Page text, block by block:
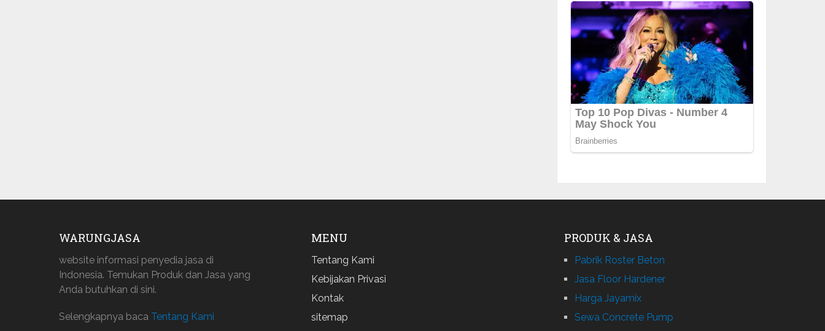
WARUNGJASA
website informasi penyedia jasa di
Indonesia. Temukan Produk dan Jasa yang
Anda butuhkan di sini.
Selengkapnya baca Tentang Kami
MENU
Tentang Kami
Kebijakan Privasi
Kontak
sitemap
PRODUK & JASA
Pabrik Roster Beton
Jasa Floor Hardener
Harga Jayamix
Sewa Concrete Pump